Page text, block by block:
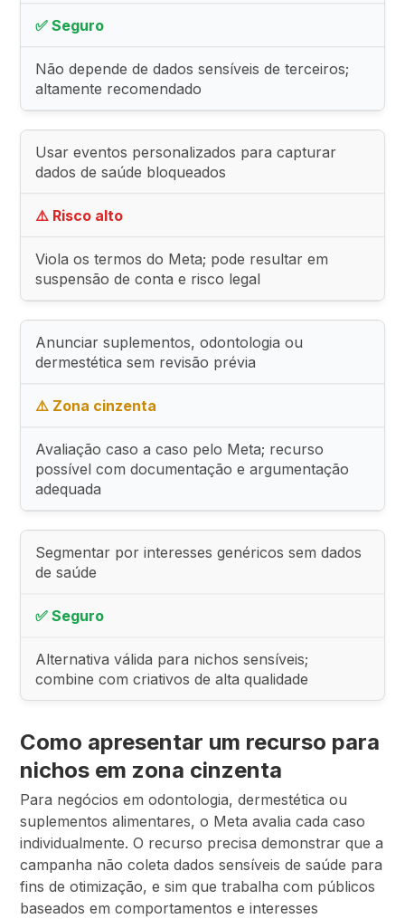
✅ Seguro
Não depende de dados sensíveis de terceiros;
altamente recomendado
Usar eventos personalizados para capturar
dados de saúde bloqueados
⚠️ Risco alto
Viola os termos do Meta; pode resultar em
suspensão de conta e risco legal
Anunciar suplementos, odontologia ou
dermestética sem revisão prévia
⚠️ Zona cinzenta
Avaliação caso a caso pelo Meta; recurso
possível com documentação e argumentação
adequada
Segmentar por interesses genéricos sem dados
de saúde
✅ Seguro
Alternativa válida para nichos sensíveis;
combine com criativos de alta qualidade
Como apresentar um recurso para
nichos em zona cinzenta
Para negócios em odontologia, dermestética ou
suplementos alimentares, o Meta avalia cada caso
individualmente. O recurso precisa demonstrar que a
campanha não coleta dados sensíveis de saúde para
fins de otimização, e sim que trabalha com públicos
baseados em comportamentos e interesses